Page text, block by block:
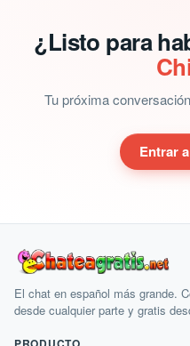
¿Listo para
Tu próxima
Entrar
El chat en español más grande.
desde cualquier parte y gratis